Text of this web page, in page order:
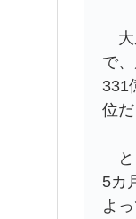
大
で
331
位
と
5カ
よ